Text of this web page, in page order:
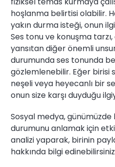
hoşlanma belirtisi olabilir.
yakın durma isteği, onun
Ses tonu ve konuşma
yansıtan diğer önemli
durumunda ses tonunda
gözlemlenebilir. Eğer birisi
neşeli veya heyecanlı bir
onun size karşı duyduğu
Sosyal medya, günümüzde
durumunu anlamak için
analizi yaparak, birinin
hakkında bilgi